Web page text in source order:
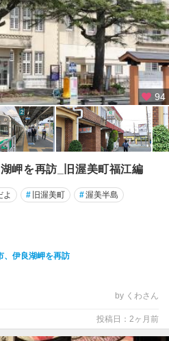
94
岬を再訪_旧渥美町福江編
よ # 旧渥美町 #渥美半島
、伊良湖岬を再訪
by くわさん
投稿日：2ヶ月前